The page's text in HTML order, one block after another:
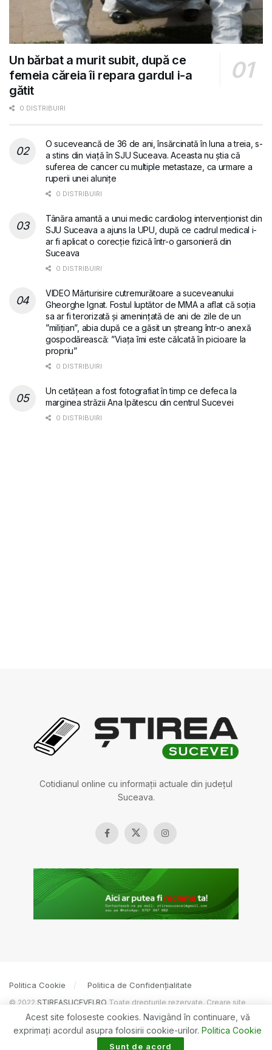
Un bărbat a murit subit, după ce
femeia căreia îi repara gardul i-a
gătit
0 DISTRIBUIRI
O suceveancă de 36 de ani, însărcinată în luna a treia, s-
a stins din viață în SJU Suceava. Aceasta nu știa că
suferea de cancer cu multiple metastaze, ca urmare a
ruperii unei alunițe
0 DISTRIBUIRI
Tânăra amantă a unui medic cardiolog intervenționist din
SJU Suceava a ajuns la UPU, după ce cadrul medical i-
ar fi aplicat o corecție fizică într-o garsonieră din
Suceava
0 DISTRIBUIRI
VIDEO Mărturisire cutremurătoare a suceveanului
Gheorghe Ignat. Fostul luptător de MMA a aflat că soția
sa ar fi terorizată și amenințată de ani de zile de un
”milițian”, abia după ce a găsit un ștreang într-o anexă
gospodărească: ”Viața îmi este călcată în picioare la
propriu”
0 DISTRIBUIRI
Un cetățean a fost fotografiat în timp ce defeca la
marginea străzii Ana Ipătescu din centrul Sucevei
0 DISTRIBUIRI
Cotidianul online cu informații actuale din județul
Suceava.
Politica Cookie Politica de Confidențialitate
© 2022 ȘTIREASUCEVEI.RO Toate drepturile rezervate. Creare site
BOSSNET
Acest site foloseste cookies. Navigând în continuare, vă
exprimaţi acordul asupra folosirii cookie-urilor. Politica Cookie
Sunt de acord